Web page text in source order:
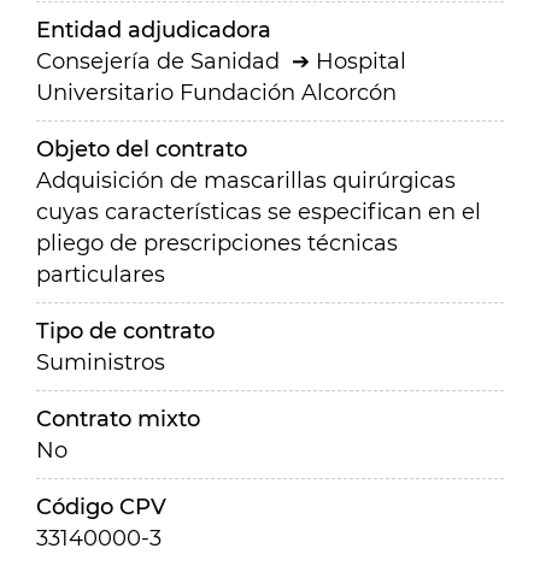
Entidad adjudicadora
Consejería de Sanidad
Hospital
Universitario Fundación Alcorcón
Objeto del contrato
Adquisición de mascarillas quirúrgicas
cuyas características se especifican en el
pliego de prescripciones técnicas
particulares
Tipo de contrato
Suministros
Contrato mixto
No
Código CPV
33140000-3